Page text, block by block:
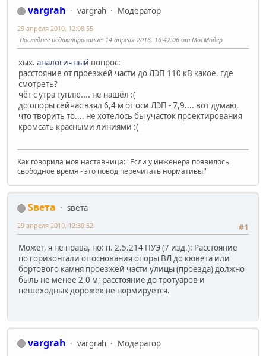
vargrah vargrah Модератор
29 апреля 2010, 12:08:55
Последнее редактирование: 14 апреля 2016, 16:47:06 от МосМодер
хых. аналогичный вопрос:
расстояние от проезжей части до ЛЭП 110 кВ какое, где
смотреть?
чёт с утра туплю.... не нашёл :(
до опоры сейчас взял 6,4 м от оси ЛЭП - 7,9.... вот думаю,
что творить то.... не хотелось бы участок проектирования
кромсать красными линиями :(
Как говорила моя наставница: "Если у инженера появилось
свободное время - это повод перечитать нормативы!"
Sвета
sвета
#1
29 апреля 2010, 12:30:52
Может, я не права, но: п. 2.5.214 ПУЭ (7 изд.): Расстояние
по горизонтали от основания опоры ВЛ до кювета или
бортового камня проезжей части улицы (проезда) должно
быль не менее 2,0 м; расстояние до тротуаров и
пешеходных дорожек не нормируется.
vargrah vargrah
Модератор